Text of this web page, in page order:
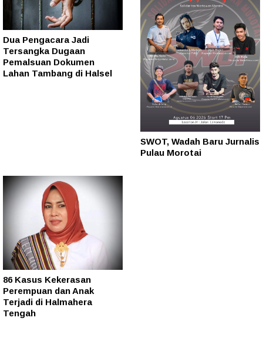
Dua Pengacara Jadi
Tersangka Dugaan
Pemalsuan Dokumen
Lahan Tambang di Halsel
SWOT, Wadah Baru Jurnalis
Pulau Morotai
86 Kasus Kekerasan
Perempuan dan Anak
Terjadi di Halmahera
Tengah